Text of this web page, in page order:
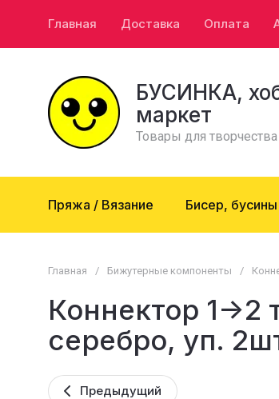
Главная Доставка Оплата
БУСИНКА,
маркет
Товары для
Пряжа / Вязание Бисер,
Главная / Бижутерные компоненты /
Коннектор 1-
серебро, уп.
Предыдущий